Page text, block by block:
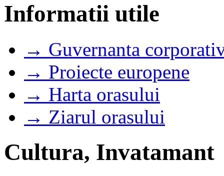
Informatii utile
→ Guvernanta
→ Proiecte europene
→ Harta orasului
→ Ziarul orasului
Cultura, Invatamant